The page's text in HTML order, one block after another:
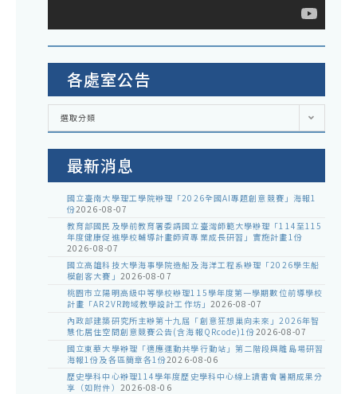
各處室公告
各
室
選取分類
最新消息
國立臺南大學理工學院辦理「2026全國AI專題創意競賽」海報1
份2026-08-07
教育部國民及學前教育署委請國立臺灣師範大學辦理「114至115
年度健康促進學校輔導計畫師資專業成長研習」實施計畫1份
2026-08-07
國立高雄科技大學海事學院造船及海洋工程系辦理「2026學生船
模創客大賽」 2026-08-07
桃園市立陽明高級中等學校辦理115學年度第一學期數位前導學校
計畫「AR2VR跨域教學設計工作坊」 2026-08-07
內政部建築研究所主辦第十九屆「創意狂想巢向未來」2026年智
慧化居住空間創意競賽公告(含海報QRcode)1份2026-08-07
國立東華大學辦理「適應運動共學行動站」第二階段與離島場研習
海報1份及各區簡章各1份2026-08-06
歷史學科中心辦理114學年度歷史學科中心線上讀書會暑期成果分
享（如附件） 2026-08-06